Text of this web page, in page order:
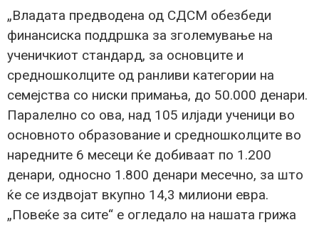
„Владата предводена од СДСМ обезбеди
финансиска поддршка за зголемување на
ученичкиот стандард, за основците и
средношколците од ранливи категории на
семејства со ниски примања, до 50.000 денари.
Паралелно со ова, над 105 илјади ученици во
основното образование и средношколците во
наредните 6 месеци ќе добиваат по 1.200
денари, односно 1.800 денари месечно, за што
ќе се издвојат вкупно 14,3 милиони евра.
„Повеќе за сите“ е огледало на нашата грижа